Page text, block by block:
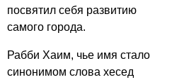
посвятил себя развитию
самого города.
Рабби Хаим, чье имя стало
синонимом слова хесед